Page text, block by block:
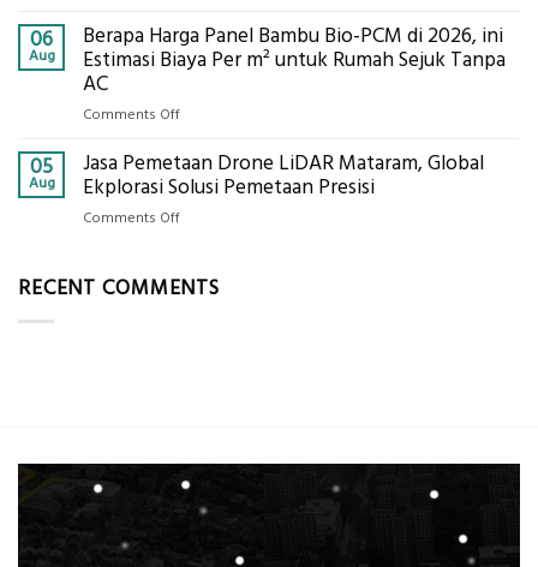
Cara
Kerja,
Manfaatnya
Pemasangan
Bowplank
Ukur
Presisi
untuk
06
Aug
Berapa Harga Panel Bambu Bio-PCM di 2026, ini
Estimasi Biaya Per m² untuk Rumah Sejuk Tanpa
AC
Comments Offon
Harga
Panel
di
2026,
Sejuk
Tanpa
05
Aug
Jasa Pemetaan Drone LiDAR Mataram, Global
Ekplorasi Solusi Pemetaan Presisi
Comments Offon
Drone
RECENT COMMENTS